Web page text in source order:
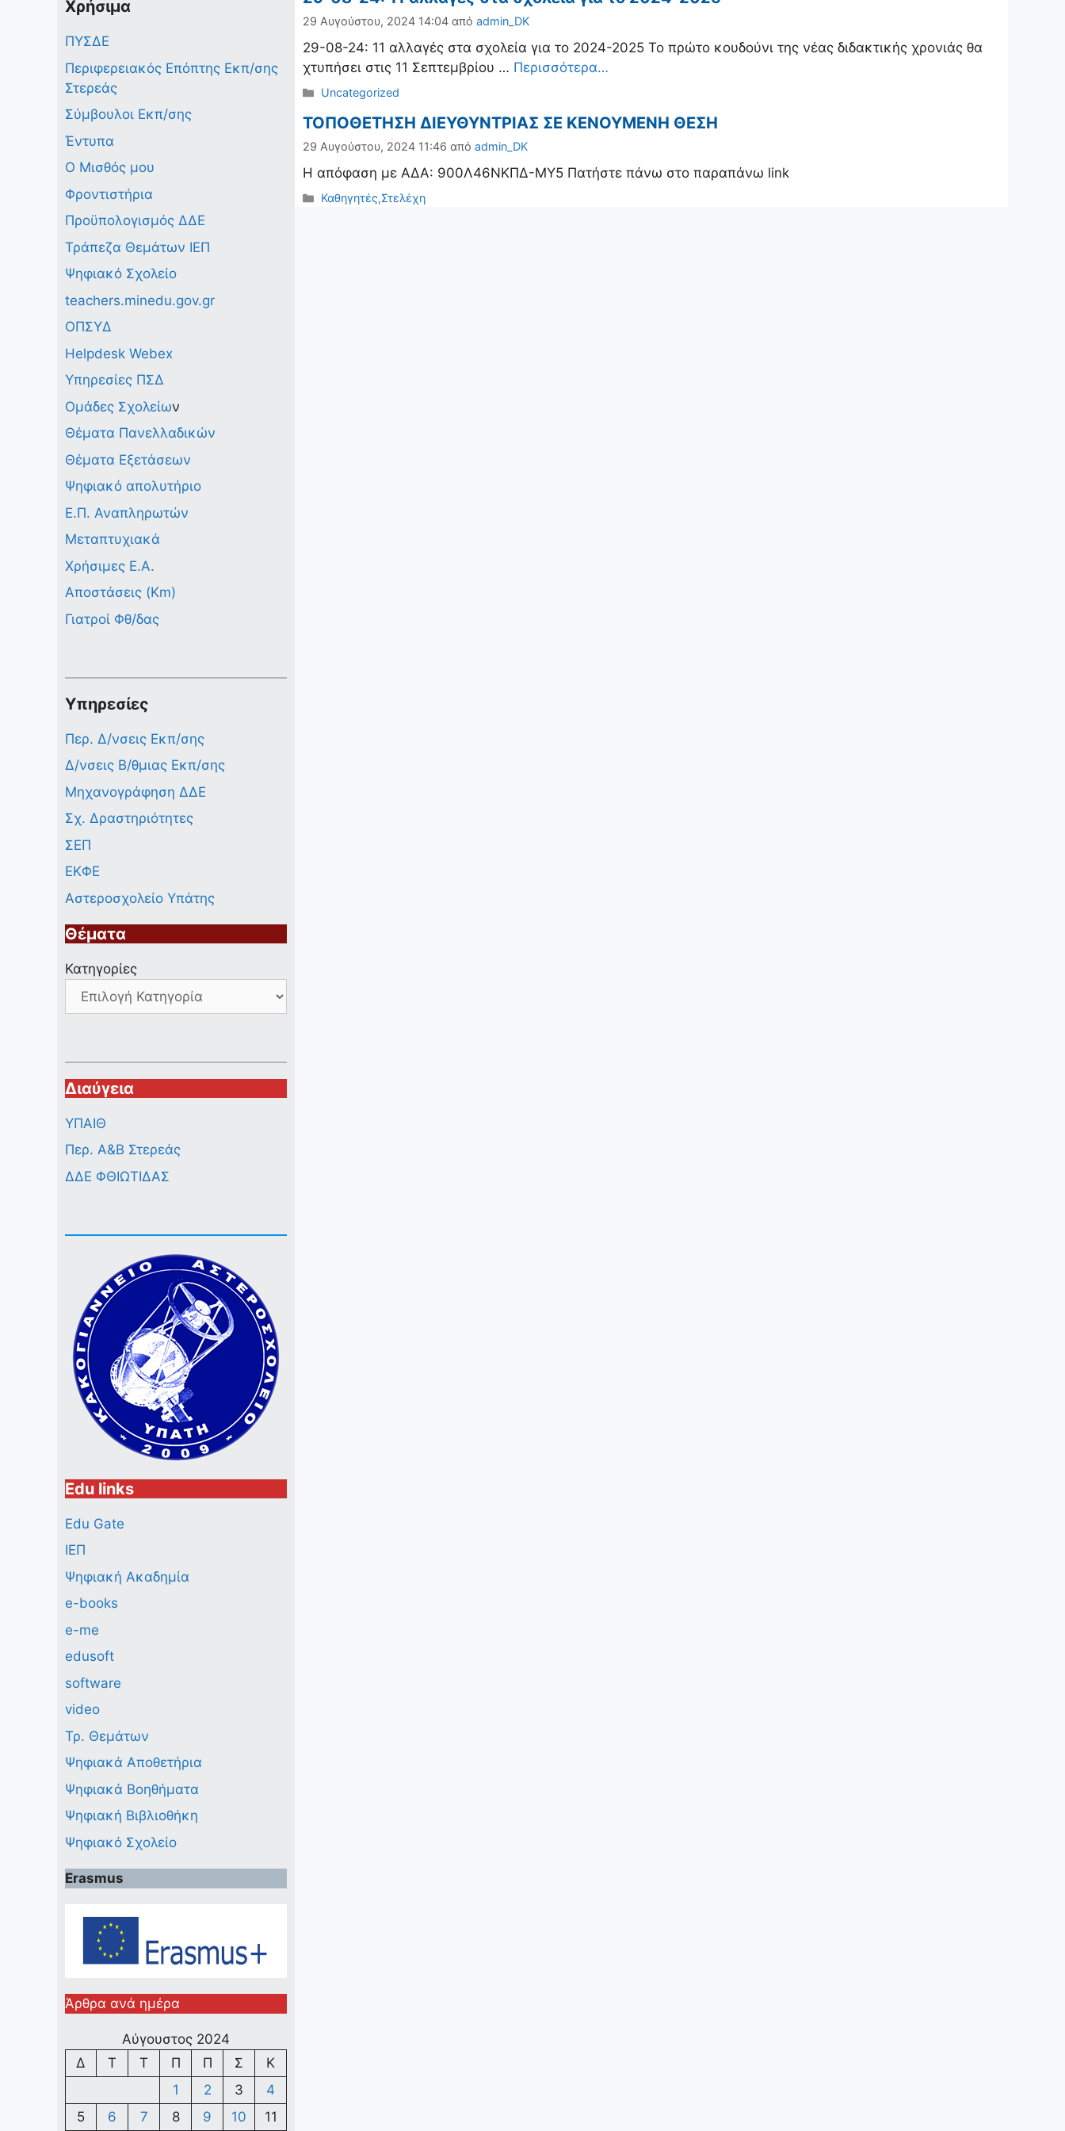
29 Αυγούστου, 2024 14:04 από admin_DK
29-08-24: 11 αλλαγές στα σχολεία για το 2024-2025 Το πρώτο κουδούνι της νέας διδακτικής χρονιάς θα
χτυπήσει στις 11 Σεπτεμβρίου … Περισσότερα…
Κατηγορίες
Uncategorized
ΤΟΠΟΘΕΤΗΣΗ ΔΙΕΥΘΥΝΤΡΙΑΣ ΣΕ ΚΕΝΟΥΜΕΝΗ ΘΕΣΗ
29 Αυγούστου, 2024 11:46 από admin_DK
H απόφαση με ΑΔΑ: 900Λ46ΝΚΠΔ-ΜΥ5 Πατήστε πάνω στο παραπάνω link
Κατηγορίες
Καθηγητές,Στελέχη
Χρήσιμα
ΠΥΣΔΕ
Περιφερειακός Επόπτης Εκπ/σης
Στερεάς
Σύμβουλοι Εκπ/σης
Έντυπα
Ο Μισθός μου
Φροντιστήρια
Προϋπολογισμός ΔΔΕ
Τράπεζα Θεμάτων ΙΕΠ
Ψηφιακό Σχολείο
teachers.minedu.gov.gr
ΟΠΣΥΔ
Helpdesk Webex
Υπηρεσίες ΠΣΔ
Ομάδες Σχολείων
Θέματα Πανελλαδικών
Θέματα Εξετάσεων
Ψηφιακό απολυτήριο
Ε.Π. Αναπληρωτών
Μεταπτυχιακά
Χρήσιμες Ε.Α.
Αποστάσεις (Km)
Γιατροί Φθ/δας
Υπηρεσίες
Περ. Δ/νσεις Εκπ/σης
Δ/νσεις Β/θμιας Εκπ/σης
Μηχανογράφηση ΔΔΕ
Σχ. Δραστηριότητες
ΣΕΠ
ΕΚΦΕ
Αστεροσχολείο Υπάτης
Θέματα
Κατηγορίες
Διαύγεια
ΥΠΑΙΘ
Περ. A&B Στερεάς
ΔΔΕ ΦΘΙΩΤΙΔΑΣ
Edu links
Edu Gate
ΙΕΠ
Ψηφιακή Ακαδημία
e-books
e-me
edusoft
software
video
Τρ. Θεμάτων
Ψηφιακά Αποθετήρια
Ψηφιακά Βοηθήματα
Ψηφιακή Βιβλιοθήκη
Ψηφιακό Σχολείο
Erasmus
Άρθρα ανά ημέρα
Αύγουστος 2024
Δ
Τ Τ Π Π Σ
Κ
1
2 3
4
5
6 7 8 9 10 11